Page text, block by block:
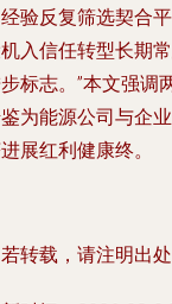
验反复筛选契合
入信任转型长期
标志。”本文强调
为能源公司与企
展红利健康终。
转载，请注明出